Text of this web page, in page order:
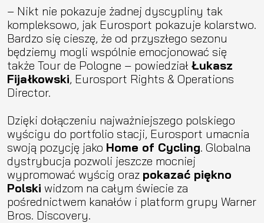
– Nikt nie pokazuje żadnej dyscypliny tak
kompleksowo, jak Eurosport pokazuje kolarstwo.
Bardzo się cieszę, że od przyszłego sezonu
będziemy mogli wspólnie emocjonować się
także Tour de Pologne – powiedział Łukasz
Fijałkowski, Eurosport Rights & Operations
Director.
Dzięki dołączeniu najważniejszego polskiego
wyścigu do portfolio stacji, Eurosport umacnia
swoją pozycję jako Home of Cycling. Globalna
dystrybucja pozwoli jeszcze mocniej
wypromować wyścig oraz pokazać piękno
Polski widzom na całym świecie za
pośrednictwem kanałów i platform grupy Warner
Bros. Discovery.